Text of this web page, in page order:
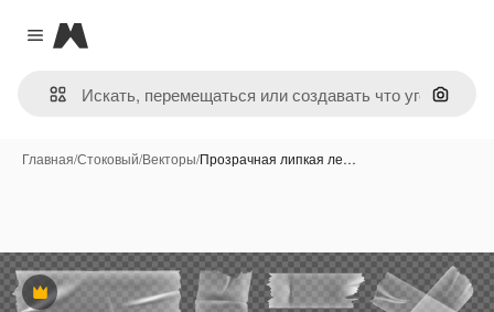
Close menu
Magnific
Поиск
Главная/Стоковый/Векторы/Прозрачная липкая ле…
Премиум